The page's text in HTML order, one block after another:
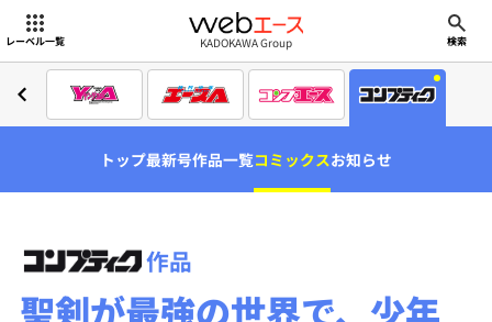
レーベル一覧 webエース
KADOKAWA Group 検索
トップ最新号作品一覧コミックスお知らせ
作品
聖剣が最強の世界で、少年